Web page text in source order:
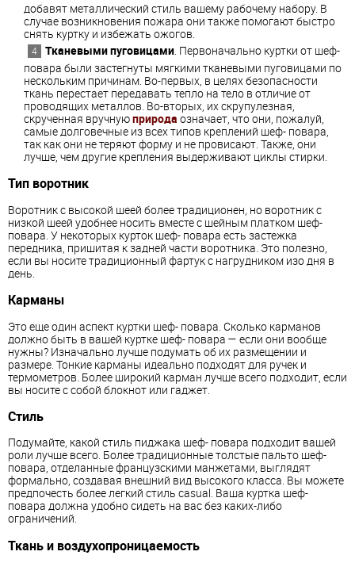
добавят металлический стиль вашему рабочему набору. В
случае возникновения пожара они также помогают быстро
снять куртку и избежать ожогов.
Тканевыми пуговицами. Первоначально куртки от шеф-
повара были застегнуты мягкими тканевыми пуговицами по
нескольким причинам. Во-первых, в целях безопасности
ткань перестает передавать тепло на тело в отличие от
проводящих металлов. Во-вторых, их скрупулезная,
скрученная вручнуюприрода означает, что они, пожалуй,
самые долговечные из всех типов креплений шеф- повара,
так как они не теряют форму и не провисают. Также, они
лучше, чем другие крепления выдерживают циклы стирки.
Тип воротник
Воротник с высокой шеей более традиционен, но воротник с
низкой шеей удобнее носить вместе с шейным платком шеф-
повара. У некоторых курток шеф- повара есть застежка
передника, пришитая к задней части воротника. Это полезно,
если вы носите традиционный фартук с нагрудником изо дня в
день.
Карманы
Это еще один аспект куртки шеф- повара. Сколько карманов
должно быть в вашей куртке шеф- повара — если они вообще
нужны? Изначально лучше подумать об их размещении и
размере. Тонкие карманы идеально подходят для ручек и
термометров. Более широкий карман лучше всего подходит, если
вы носите с собой блокнот или гаджет.
Стиль
Подумайте, какой стиль пиджака шеф- повара подходит вашей
роли лучше всего. Более традиционные толстые пальто шеф-
повара, отделанные французскими манжетами, выглядят
формально, создавая внешний вид высокого класса. Вы можете
предпочесть более легкий стиль casual. Ваша куртка шеф-
повара должна удобно сидеть на вас без каких-либо
ограничений.
Ткань и воздухопроницаемость